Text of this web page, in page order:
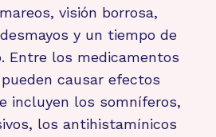
visión borrosa,
y un tiempo de
Entre los medicamentos
causar efectos
incluyen los somníferos,
los antihistamínicos